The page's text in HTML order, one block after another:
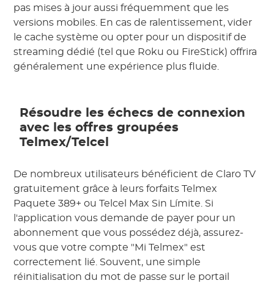
pas mises à jour aussi fréquemment que les
versions mobiles. En cas de ralentissement, vider
le cache système ou opter pour un dispositif de
streaming dédié (tel que Roku ou FireStick) offrira
généralement une expérience plus fluide.
Résoudre les échecs de connexion
avec les offres groupées
Telmex/Telcel
De nombreux utilisateurs bénéficient de Claro TV
gratuitement grâce à leurs forfaits Telmex
Paquete 389+ ou Telcel Max Sin Límite. Si
l'application vous demande de payer pour un
abonnement que vous possédez déjà, assurez-
vous que votre compte "Mi Telmex" est
correctement lié. Souvent, une simple
réinitialisation du mot de passe sur le portail